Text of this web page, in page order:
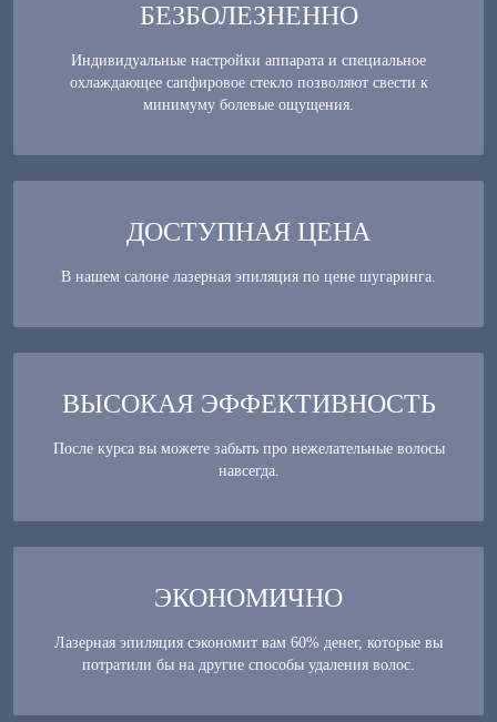
БЕЗБОЛЕЗНЕННО
Индивидуальные настройки аппарата и специальное
охлаждающее сапфировое стекло позволяют свести к
минимуму болевые ощущения.
ДОСТУПНАЯ ЦЕНА
В нашем салоне лазерная эпиляция по цене шугаринга.
ВЫСОКАЯ ЭФФЕКТИВНОСТЬ
После курса вы можете забыть про нежелательные волосы
навсегда.
ЭКОНОМИЧНО
Лазерная эпиляция сэкономит вам 60% денег, которые вы
потратили бы на другие способы удаления волос.